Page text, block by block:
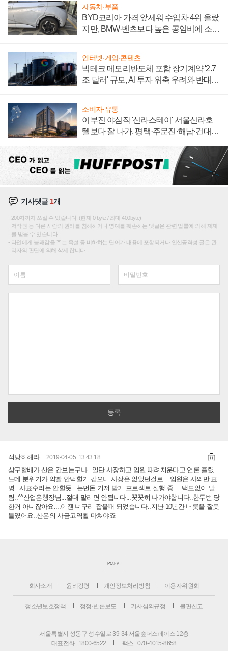
자동차·부품
BYD코리아 가격 앞세워 수입차 4위 올랐
지만, BMW·벤츠보다 높은 공임비에 소비
인터넷·게임·콘텐츠
빅테크 메모리반도체 포함 장기계약 '2.7
조 달러' 규모, AI 투자 위축 우려와 반대
소비자·유통
이부진 야심작 '신라스테이' 서울신라호
텔보다 잘 나가, 평택·주문진·해남·건대로
기사댓글 1개
200자까지 쓰실 수 있습니다. (현재 0 byte / 최대 400byte)
저작권 등 다른 사람의 권리를 침해하거나 명예를 훼손하는 댓글은 관련 법률에 의해 제재
를 받을 수 있습니다.
타인에게 불쾌감을 주는 욕설 등 비하하는 단어가 내용에 포함되거나 인신공격성 글은 관
리자의 판단에 의해 삭제 합니다.
적당히해라 2019-04-05 13:43:18
삼구할배가 산은 간보는구나...일단 사장하고 임원 때려치운다고 언론 흘렸
느데 분위기가 약빨 안먹힐거 같으니 사장은 없었던걸로 ...임원은 사의만 표
명...사표수리는 안할듯...눈먼돈 거저 받기 프로젝트 실행 중 ....택도없이 말
림..^^산업은행장님...절대 말리면 안됩니다...꿋꿋히 나가야합니다..한두번 당
한거 아니잖아요....이젠 너구리 잡을때 되었습니다..지난 10년간 버릇을 잘못
들였어요..산은의 사금고역활 마쳐야죠
PC버전
회사소개 윤리강령 개인정보처리방침 이용자위원회
청소년보호정책 정정·반론보도 기사심의규정 불편신고
서울특별시 성동구 성수일로 39-34 서울숲더스페이스 12층
대표전화 : 1800-6522
팩스 : 070-4015-8658